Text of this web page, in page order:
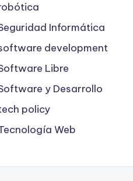
Informática
development
Libre
y Desarrollo
policy
Web